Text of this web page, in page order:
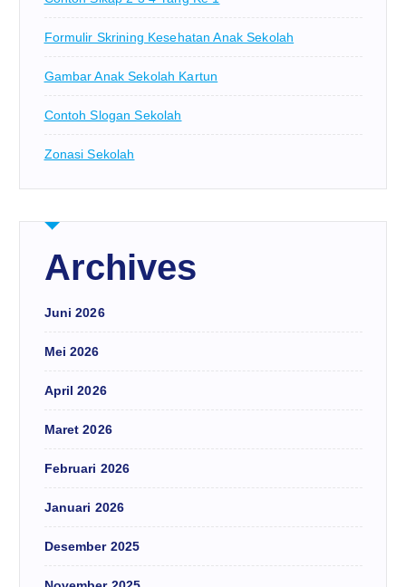
Formulir Skrining Kesehatan Anak Sekolah
Gambar Anak Sekolah Kartun
Contoh Slogan Sekolah
Zonasi Sekolah
Archives
Juni 2026
Mei 2026
April 2026
Maret 2026
Februari 2026
Januari 2026
Desember 2025